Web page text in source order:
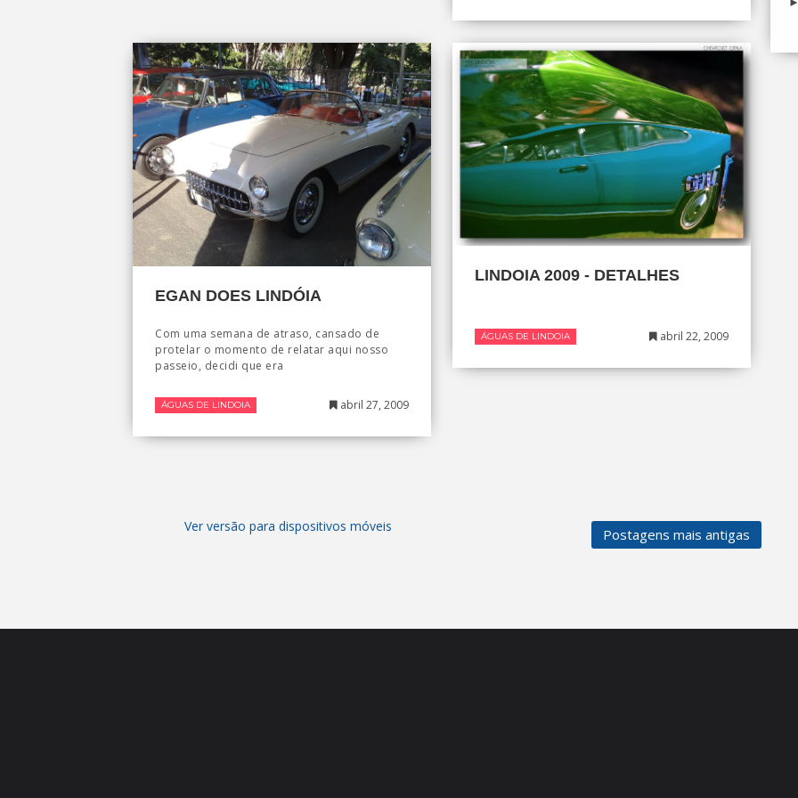
EGAN DOES LINDÓIA
Com uma semana de atraso, cansado de
protelar o momento de relatar aqui nosso
passeio, decidi que era
ÁGUAS DE LINDOIA abril 27, 2009
LINDOIA 2009 - DETALHES
ÁGUAS DE LINDOIA abril 22, 2009
Postagens mais antigas
Ver versão para dispositivos móveis